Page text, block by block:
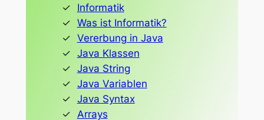
Informatik
Was ist Informatik?
Vererbung in Java
Java Klassen
Java String
Java Variablen
Java Syntax
Arrays